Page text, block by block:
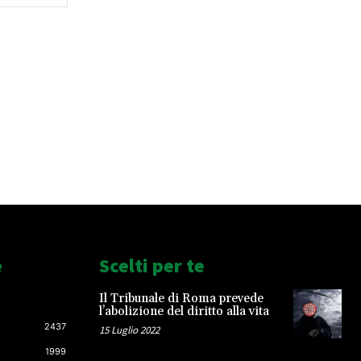
2437
1999
Scelti per te
Il Tribunale di Roma prevede
l’abolizione del diritto alla vita
15 Luglio 2022